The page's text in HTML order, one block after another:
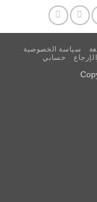
سياسة الخصوصية
حسابي